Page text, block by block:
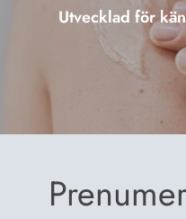
Utvecklad för